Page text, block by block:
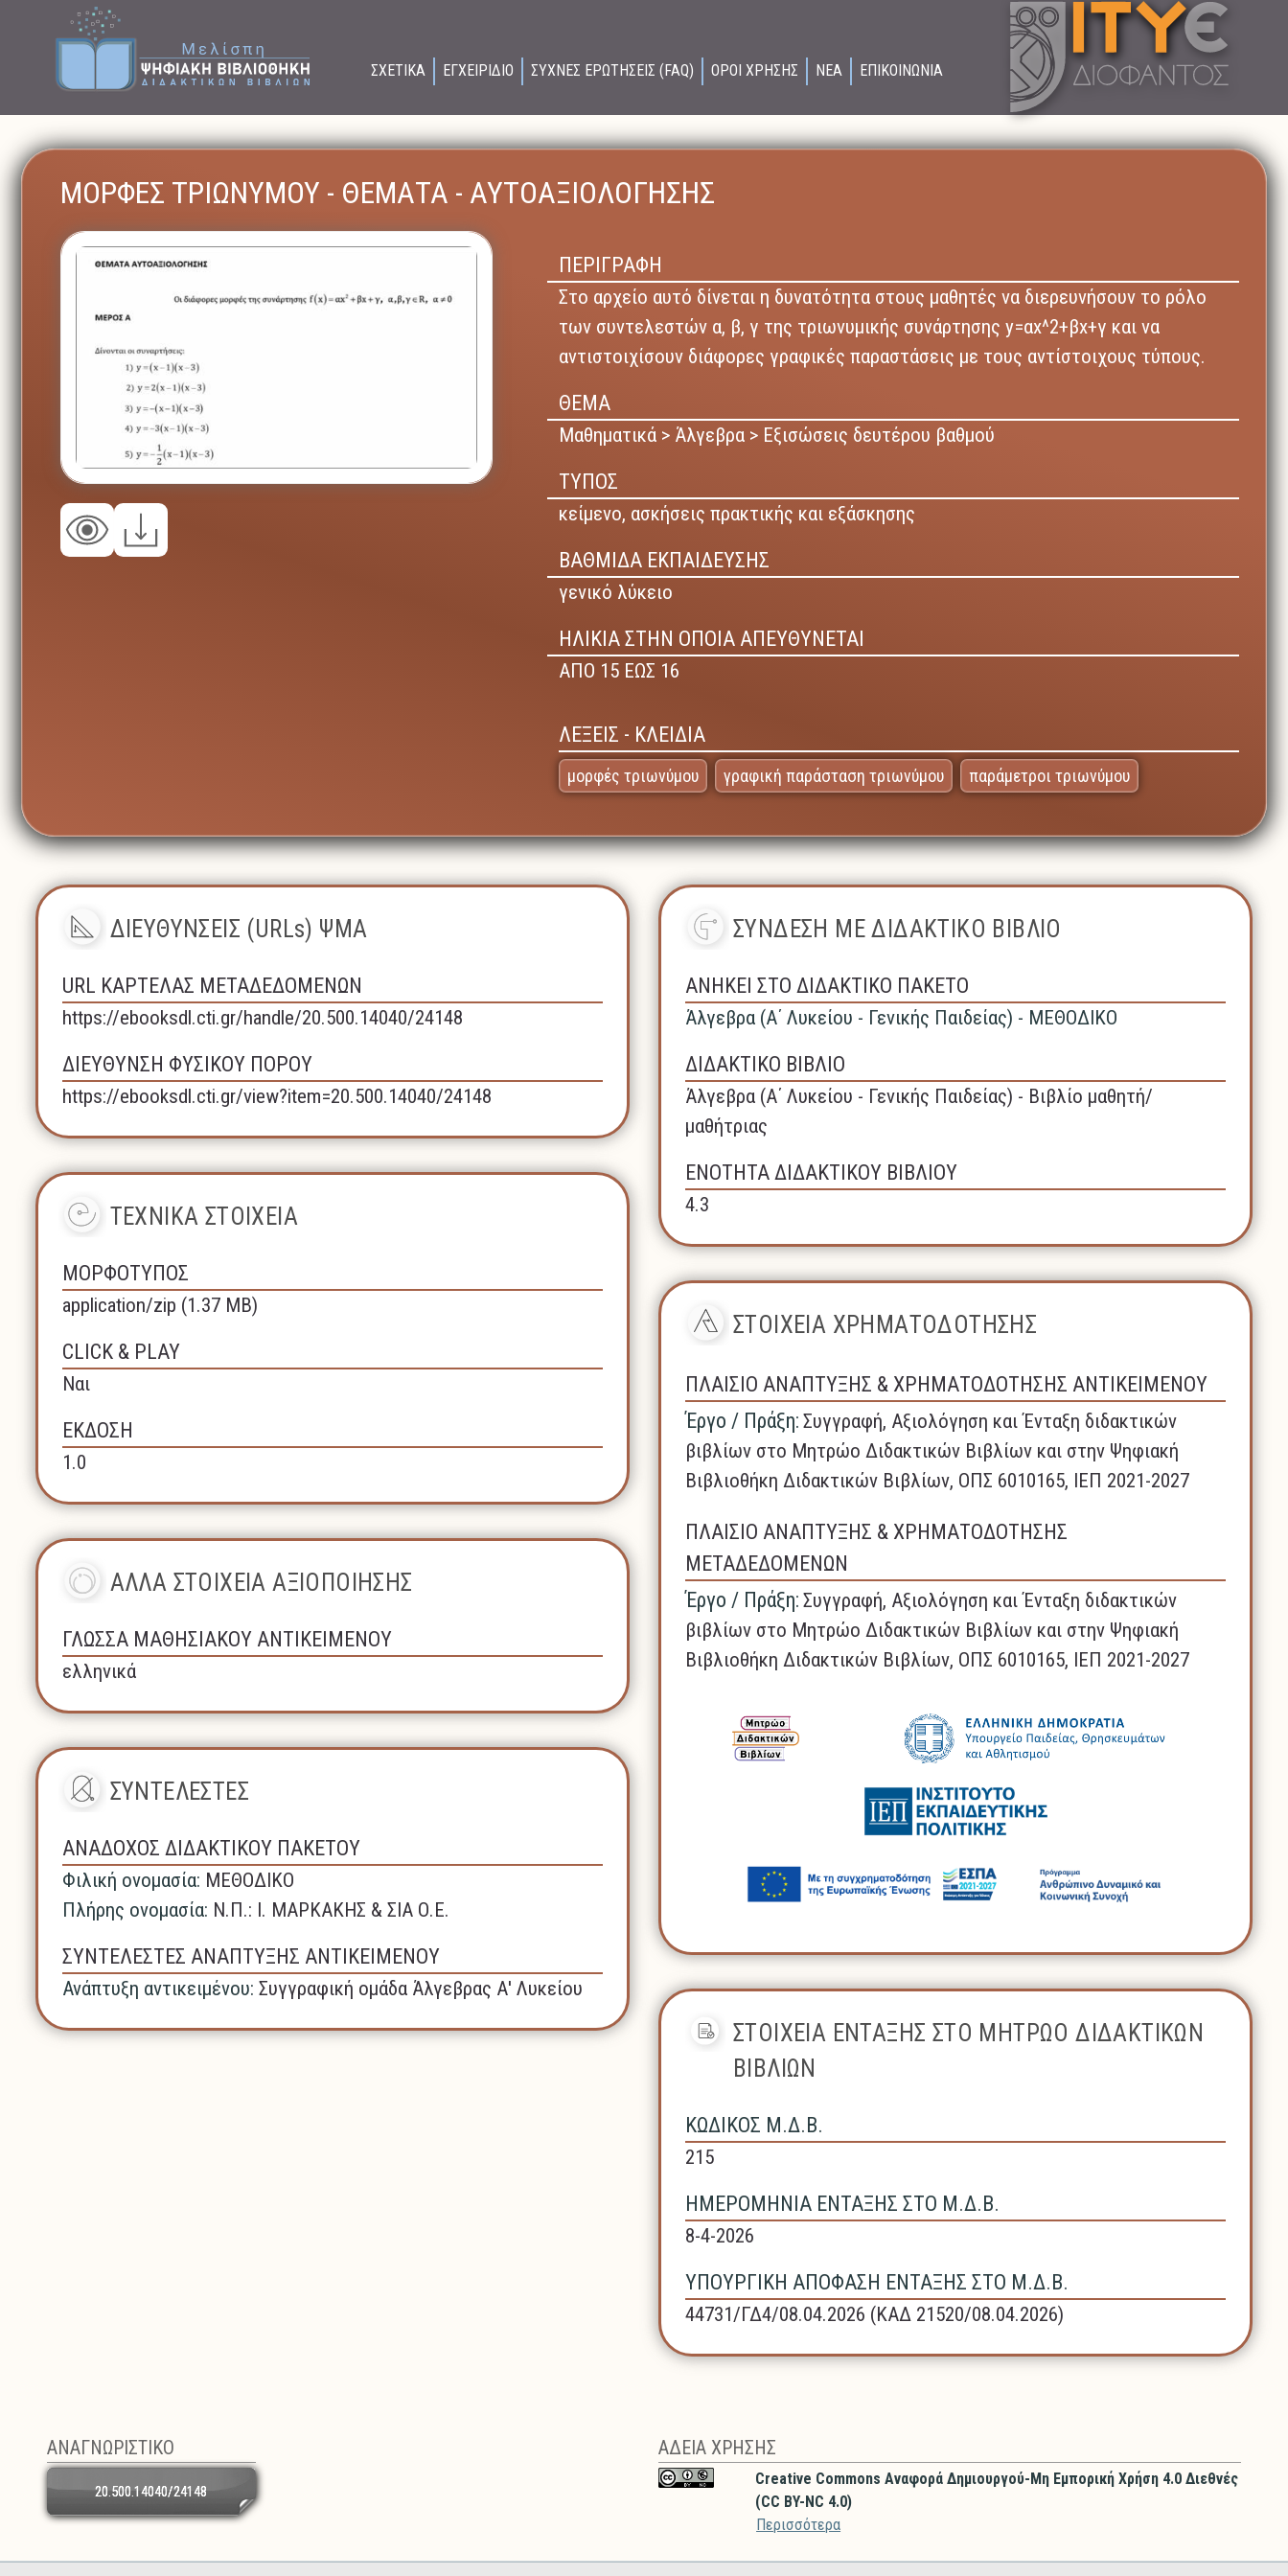
ΣΧΕΤΙΚΑ ΕΓΧΕΙΡΙΔΙΟ ΣΥΧΝΕΣ ΕΡΩΤΗΣΕΙΣ (FAQ) ΟΡΟΙ ΧΡΗΣΗΣ ΝΕΑ ΕΠΙΚΟΙΝΩΝΙΑ
ΜΟΡΦΕΣ ΤΡΙΩΝΥΜΟΥ - ΘΕΜΑΤΑ - ΑΥΤΟΑΞΙΟΛΟΓΗΣΗΣ
ΠΕΡΙΓΡΑΦΗ
Στο αρχείο αυτό δίνεται η δυνατότητα στους μαθητές να διερευνήσουν το ρόλο
των συντελεστών α, β, γ της τριωνυμικής συνάρτησης y=αx^2+βx+γ και να
αντιστοιχίσουν διάφορες γραφικές παραστάσεις με τους αντίστοιχους τύπους.
ΘΕΜΑ
Μαθηματικά > Άλγεβρα > Εξισώσεις δευτέρου βαθμού
ΤΥΠΟΣ
κείμενο, ασκήσεις πρακτικής και εξάσκησης
ΒΑΘΜΙΔΑ ΕΚΠΑΙΔΕΥΣΗΣ
γενικό λύκειο
ΗΛΙΚΙΑ ΣΤΗΝ ΟΠΟΙΑ ΑΠΕΥΘΥΝΕΤΑΙ
ΑΠΟ 15 ΕΩΣ 16
ΛΕΞΕΙΣ - ΚΛΕΙΔΙΑ
μορφές τριωνύμου γραφική παράσταση τριωνύμου παράμετροι τριωνύμου
ΔΙΕΥΘΥΝΣΕΙΣ (URLs) ΨΜΑ
URL ΚΑΡΤΕΛΑΣ ΜΕΤΑΔΕΔΟΜΕΝΩΝ
https://ebooksdl.cti.gr/handle/20.500.14040/24148
ΔΙΕΥΘΥΝΣΗ ΦΥΣΙΚΟΥ ΠΟΡΟΥ
https://ebooksdl.cti.gr/view?item=20.500.14040/24148
ΤΕΧΝΙΚΑ ΣΤΟΙΧΕΙΑ
ΜΟΡΦΟΤΥΠΟΣ
application/zip (1.37 MB)
CLICK & PLAY
Ναι
ΕΚΔΟΣΗ
1.0
ΑΛΛΑ ΣΤΟΙΧΕΙΑ ΑΞΙΟΠΟΙΗΣΗΣ
ΓΛΩΣΣΑ ΜΑΘΗΣΙΑΚΟΥ ΑΝΤΙΚΕΙΜΕΝΟΥ
ελληνικά
ΣΥΝΤΕΛΕΣΤΕΣ
ΑΝΑΔΟΧΟΣ ΔΙΔΑΚΤΙΚΟΥ ΠΑΚΕΤΟΥ
Φιλική ονομασία: ΜΕΘΟΔΙΚΟ
Πλήρης ονομασία: N.Π.: Ι. ΜΑΡΚΑΚΗΣ & ΣΙΑ Ο.Ε.
ΣΥΝΤΕΛΕΣΤΕΣ ΑΝΑΠΤΥΞΗΣ ΑΝΤΙΚΕΙΜΕΝΟΥ
Ανάπτυξη αντικειμένου: Συγγραφική ομάδα Άλγεβρας Α' Λυκείου
ΣΥΝΔΕΣΗ ΜΕ ΔΙΔΑΚΤΙΚΟ ΒΙΒΛΙΟ
ΑΝΗΚΕΙ ΣΤΟ ΔΙΔΑΚΤΙΚΟ ΠΑΚΕΤΟ
Άλγεβρα (A΄ Λυκείου - Γενικής Παιδείας) - ΜΕΘΟΔΙΚΟ
ΔΙΔΑΚΤΙΚΟ ΒΙΒΛΙΟ
Άλγεβρα (A΄ Λυκείου - Γενικής Παιδείας) - Βιβλίο μαθητή/
μαθήτριας
ΕΝΟΤΗΤΑ ΔΙΔΑΚΤΙΚΟΥ ΒΙΒΛΙΟΥ
4.3
ΣΤΟΙΧΕΙΑ ΧΡΗΜΑΤΟΔΟΤΗΣΗΣ
ΠΛΑΙΣΙΟ ΑΝΑΠΤΥΞΗΣ & ΧΡΗΜΑΤΟΔΟΤΗΣΗΣ ΑΝΤΙΚΕΙΜΕΝΟΥ
Έργο / Πράξη: Συγγραφή, Αξιολόγηση και Ένταξη διδακτικών
βιβλίων στο Μητρώο Διδακτικών Βιβλίων και στην Ψηφιακή
Βιβλιοθήκη Διδακτικών Βιβλίων, ΟΠΣ 6010165, ΙΕΠ 2021-2027
ΠΛΑΙΣΙΟ ΑΝΑΠΤΥΞΗΣ & ΧΡΗΜΑΤΟΔΟΤΗΣΗΣ
ΜΕΤΑΔΕΔΟΜΕΝΩΝ
Έργο / Πράξη: Συγγραφή, Αξιολόγηση και Ένταξη διδακτικών
βιβλίων στο Μητρώο Διδακτικών Βιβλίων και στην Ψηφιακή
Βιβλιοθήκη Διδακτικών Βιβλίων, ΟΠΣ 6010165, ΙΕΠ 2021-2027
ΣΤΟΙΧΕΙΑ ΕΝΤΑΞΗΣ ΣΤΟ ΜΗΤΡΩΟ ΔΙΔΑΚΤΙΚΩΝ
ΒΙΒΛΙΩΝ
ΚΩΔΙΚΟΣ Μ.Δ.Β.
215
ΗΜΕΡΟΜΗΝΙΑ ΕΝΤΑΞΗΣ ΣΤΟ Μ.Δ.Β.
8-4-2026
ΥΠΟΥΡΓΙΚΗ ΑΠΟΦΑΣΗ ΕΝΤΑΞΗΣ ΣΤΟ Μ.Δ.Β.
44731/ΓΔ4/08.04.2026 (ΚΑΔ 21520/08.04.2026)
ΑΝΑΓΝΩΡΙΣΤΙΚΟ
20.500.14040/24148
ΑΔΕΙΑ ΧΡΗΣΗΣ
Creative Commons Αναφορά Δημιουργού-Μη Εμπορική Χρήση 4.0 Διεθνές
(CC BY-NC 4.0)
Περισσότερα